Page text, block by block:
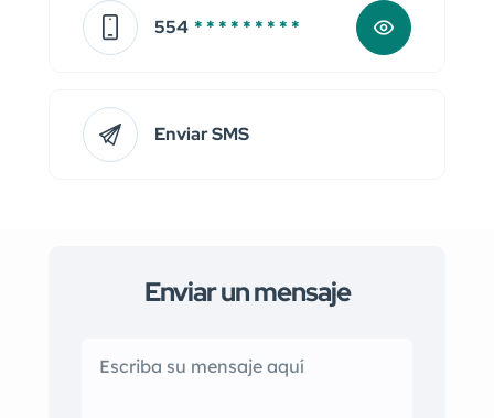
554 * * * * * * * * *
Enviar SMS
Enviar un mensaje